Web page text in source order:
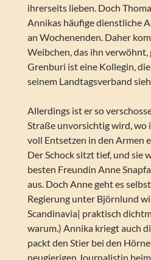
ihrerseits lieben. Doch
Annikas häufige dienstliche
an Wochenenden. Daher
Weibchen, das ihn verwöhnt,
Grenburi ist eine Kollegin,
seinem Landtagsverband
Allerdings ist er so
Straße unvorsichtig wird, wo
voll Entsetzen in den Armen
Der Schock sitzt tief, und sie
besten Freundin Anne
aus. Doch Anne geht es
Regierung unter Björnlund
Scandinavia| praktisch
warum.) Annika kriegt auch
packt den Stier bei den
neugierigen Journalistin